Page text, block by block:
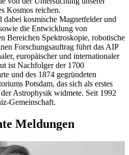
Kosmos reichen.
dabei kosmische Magnetfelder und
die Entwicklung von
Bereichen Spektroskopie, robotische
Forschungsauftrag führt das AIP
europäischer und internationaler
ist Nachfolger der 1700
und des 1874 gegründeten
Potsdam, das sich als erstes
Astrophysik widmete. Seit 1992
Gemeinschaft.
Meldungen